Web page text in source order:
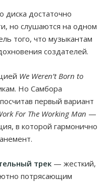
диска достаточно
но слушаются на одном
того, что музыкантам
создателей.
We Weren’t Born to
Но Самбора
первый вариант
For The Working Man —
в которой гармонично
трек — жесткий,
потрясающим